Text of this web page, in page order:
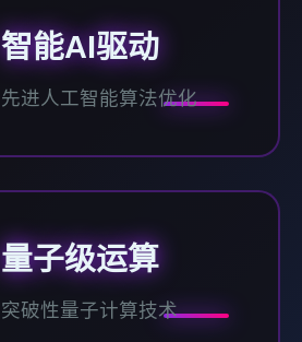
智能AI驱动
先进人工智能算法优化
量子级运算
突破性量子计算技术